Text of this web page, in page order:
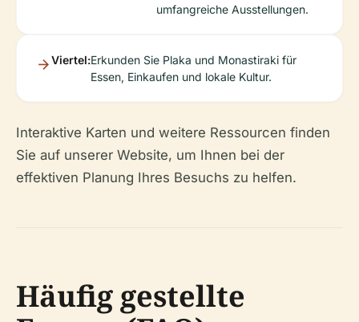
umfangreiche Ausstellungen.
Viertel:Erkunden Sie Plaka und Monastiraki für
Essen, Einkaufen und lokale Kultur.
Interaktive Karten und weitere Ressourcen finden
Sie auf unserer Website, um Ihnen bei der
effektiven Planung Ihres Besuchs zu helfen.
Häufig gestellte